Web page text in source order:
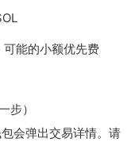
能的小额优先费
步）
会弹出交易详情。请